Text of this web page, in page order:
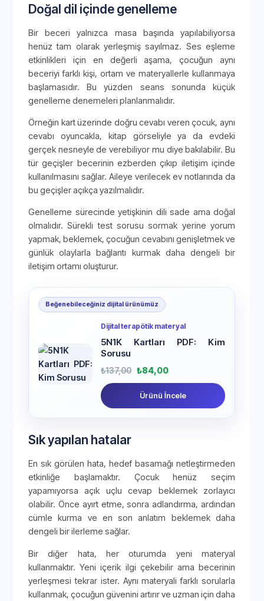
Doğal dil içinde genelleme
Bir beceri yalnızca masa başında yapılabiliyorsa
henüz tam olarak yerleşmiş sayılmaz. Ses eşleme
etkinlikleri için en değerli aşama, çocuğun aynı
beceriyi farklı kişi, ortam ve materyallerle kullanmaya
başlamasıdır. Bu yüzden seans sonunda küçük
genelleme denemeleri planlanmalıdır.
Örneğin kart üzerinde doğru cevabı veren çocuk, aynı
cevabı oyuncakla, kitap görseliyle ya da evdeki
gerçek nesneyle de verebiliyor mu diye bakılabilir. Bu
tür geçişler becerinin ezberden çıkıp iletişim içinde
kullanılmasını sağlar. Aileye verilecek ev notlarında da
bu geçişler açıkça yazılmalıdır.
Genelleme sürecinde yetişkinin dili sade ama doğal
olmalıdır. Sürekli test sorusu sormak yerine yorum
yapmak, beklemek, çocuğun cevabını genişletmek ve
günlük olaylarla bağlantı kurmak daha dengeli bir
iletişim ortamı oluşturur.
Beğenebileceğiniz dijital ürünümüz
Dijital terapötik materyal
5N1K Kartları PDF: Kim
Sorusu
₺137,00 ₺84,00
Ürünü İncele
Sık yapılan hatalar
En sık görülen hata, hedef basamağı netleştirmeden
etkinliğe başlamaktır. Çocuk henüz seçim
yapamıyorsa açık uçlu cevap beklemek zorlayıcı
olabilir. Önce ayırt etme, sonra adlandırma, ardından
cümle kurma ve en son anlatım beklemek daha
dengeli bir ilerleme sağlar.
Bir diğer hata, her oturumda yeni materyal
kullanmaktır. Yeni içerik ilgi çekebilir ama becerinin
yerleşmesi tekrar ister. Aynı materyali farklı sorularla
kullanmak, çocuğun güvenini artırır ve uzman için daha